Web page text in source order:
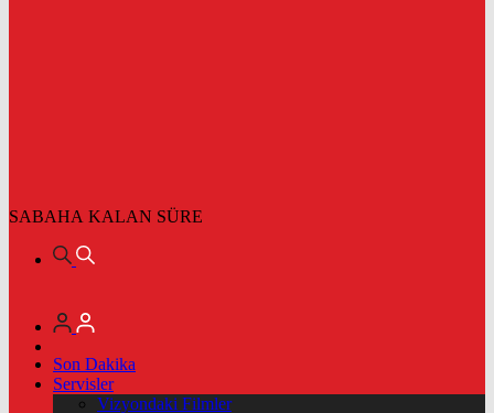
SABAHA KALAN SÜRE
Son Dakika
Servisler
Vizyondaki Filmler